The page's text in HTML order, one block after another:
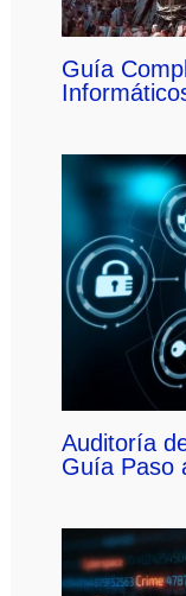
Guía
Auditoría
Guía Paso